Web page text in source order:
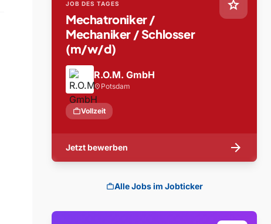
star
JOB DES TAGES
Mechatroniker /
Mechaniker / Schlosser
(m/w/d)
R.O.M. GmbH
location_on Potsdam
workVollzeit
Jetzt bewerben arrow_forward
workAlle Jobs im Jobticker